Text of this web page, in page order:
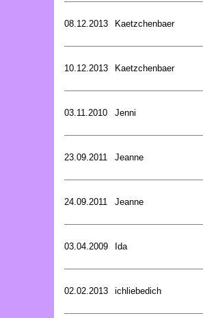
08.12.2013 Kaetzchenbaer
10.12.2013 Kaetzchenbaer
03.11.2010 Jenni
23.09.2011 Jeanne
24.09.2011 Jeanne
03.04.2009 Ida
02.02.2013 ichliebedich